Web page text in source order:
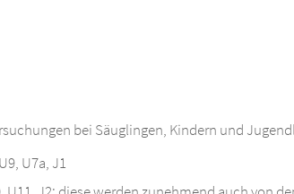
bei Säuglingen, Kindern und
U7a, J1